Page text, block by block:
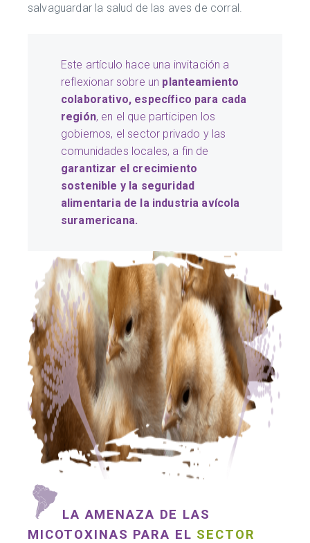
salvaguardar la salud de las aves de corral.
Este artículo hace una invitación a
reflexionar sobre un planteamiento
colaborativo, específico para cada
región, en el que participen los
gobiernos, el sector privado y las
comunidades locales, a fin de
garantizar el crecimiento
sostenible y la seguridad
alimentaria de la industria avícola
suramericana.
LA AMENAZA DE LAS
MICOTOXINAS PARA EL SECTOR